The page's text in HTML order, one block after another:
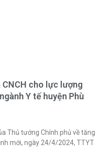
CNCH cho lực lượng
Y tế huyện Phù
Thủ tướng Chính phủ về tăng
mới, ngày 24/4/2024, TTYT